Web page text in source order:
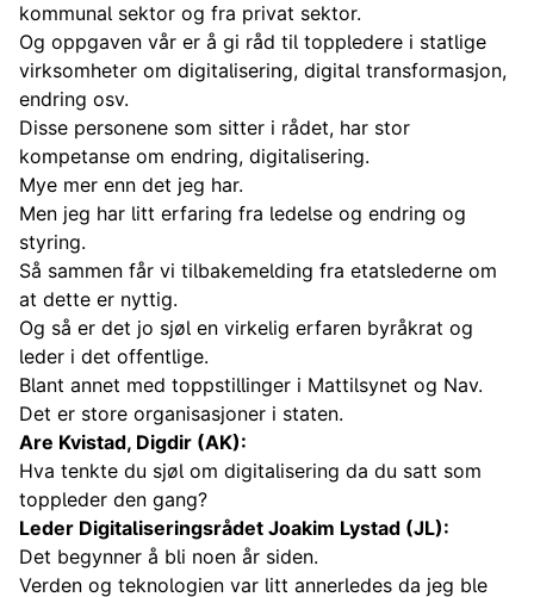
kommunal sektor og fra privat sektor.
Og oppgaven vår er å gi råd til toppledere i statlige
virksomheter om digitalisering, digital transformasjon,
endring osv.
Disse personene som sitter i rådet, har stor
kompetanse om endring, digitalisering.
Mye mer enn det jeg har.
Men jeg har litt erfaring fra ledelse og endring og
styring.
Så sammen får vi tilbakemelding fra etatslederne om
at dette er nyttig.
Og så er det jo sjøl en virkelig erfaren byråkrat og
leder i det offentlige.
Blant annet med toppstillinger i Mattilsynet og Nav.
Det er store organisasjoner i staten.
Are Kvistad, Digdir (AK):
Hva tenkte du sjøl om digitalisering da du satt som
toppleder den gang?
Leder Digitaliseringsrådet Joakim Lystad (JL):
Det begynner å bli noen år siden.
Verden og teknologien var litt annerledes da jeg ble